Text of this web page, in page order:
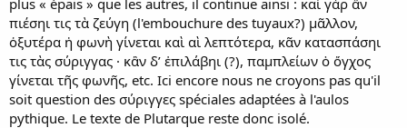
plus « épais » que les autres, il continue ainsi : καὶ γὰρ ἂν
πιέσηι τις τὰ ζεύγη (l'embouchure des tuyaux?) μᾶλλον,
ὀξυτέρα ἡ φωνὴ γίνεται καὶ αὶ λεπτότερα, κᾶν κατασπάσηι
τις τὰς σύριγγας · κἂν δ’ ἐπιλάβηι (?), παμπλείων ὁ ὄγχος
γίνεται τῆς φωνῆς, etc. Ici encore nous ne croyons pas qu'il
soit question des σύριγγες spéciales adaptées à l'aulos
pythique. Le texte de Plutarque reste donc isolé.